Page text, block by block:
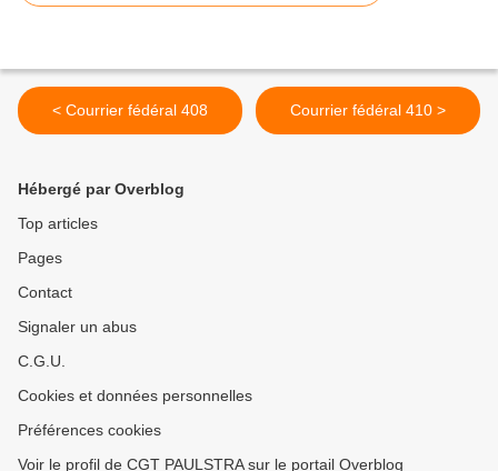
< Courrier fédéral 408 Courrier fédéral 410 >
Hébergé par Overblog
Top articles
Pages
Contact
Signaler un abus
C.G.U.
Cookies et données personnelles
Préférences cookies
Voir le profil de CGT PAULSTRA sur le portail Overblog